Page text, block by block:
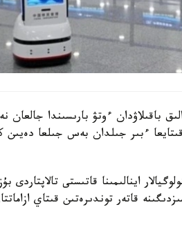
باقىلاۋدان ءوتۋ بارىسىندا جالعان
ءبىر جىلدان بەس جىلعا دەيىن
اينالىمىنا قاتىستى تالاپتاردى
قاتەر توندىرەتىن قىتاي